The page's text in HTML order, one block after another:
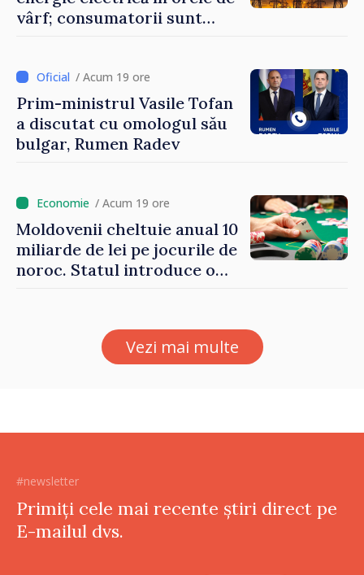
vârf; consumatorii sunt
/ Acum 19 ore
Prim-ministrul Vasile Tofan
a discutat cu omologul său
bulgar, Rumen Radev
/ Acum 19 ore
Moldovenii cheltuie anual 10
miliarde de lei pe jocurile de
noroc. Statul introduce o
Vezi mai multe
#newsletter
Primiți cele mai recente știri direct pe
E-mailul dvs.